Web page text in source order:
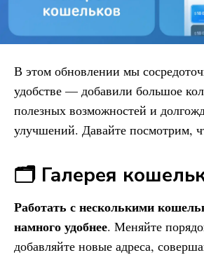
В этом обновлении мы
удобстве — добавили большое
полезных возможностей и
улучшений. Давайте посмотрим,
🗂️ Галерея
Работать с несколькими
намного удобнее. Меняйте
добавляйте новые адреса,